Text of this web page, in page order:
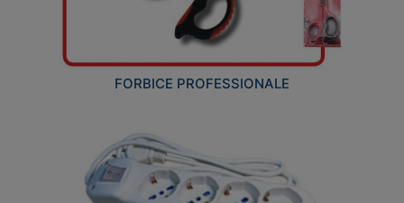
FORBICE PROFESSIONALE